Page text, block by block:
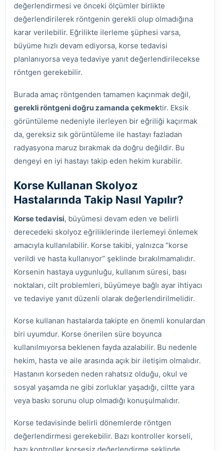
değerlendirmesi ve önceki ölçümler birlikte
değerlendirilerek röntgenin gerekli olup olmadığına
karar verilebilir. Eğrilikte ilerleme şüphesi varsa,
büyüme hızlı devam ediyorsa, korse tedavisi
planlanıyorsa veya tedaviye yanıt değerlendirilecekse
röntgen gerekebilir.
Burada amaç röntgenden tamamen kaçınmak değil,
gerekli röntgeni doğru zamanda çekmektir. Eksik
görüntüleme nedeniyle ilerleyen bir eğriliği kaçırmak
da, gereksiz sık görüntüleme ile hastayı fazladan
radyasyona maruz bırakmak da doğru değildir. Bu
dengeyi en iyi hastayı takip eden hekim kurabilir.
Korse Kullanan Skolyoz
Hastalarında Takip Nasıl Yapılır?
Korse tedavisi, büyümesi devam eden ve belirli
derecedeki skolyoz eğriliklerinde ilerlemeyi önlemek
amacıyla kullanılabilir. Korse takibi, yalnızca “korse
verildi ve hasta kullanıyor” şeklinde bırakılmamalıdır.
Korsenin hastaya uygunluğu, kullanım süresi, bası
noktaları, cilt problemleri, büyümeye bağlı ayar ihtiyacı
ve tedaviye yanıt düzenli olarak değerlendirilmelidir.
Korse kullanan hastalarda takipte en önemli konulardan
biri uyumdur. Korse önerilen süre boyunca
kullanılmıyorsa beklenen fayda azalabilir. Bu nedenle
hekim, hasta ve aile arasında açık bir iletişim olmalıdır.
Hastanın korseden neden rahatsız olduğu, okul ve
sosyal yaşamda ne gibi zorluklar yaşadığı, ciltte yara
veya baskı sorunu olup olmadığı konuşulmalıdır.
Korse tedavisinde belirli dönemlerde röntgen
değerlendirmesi gerekebilir. Bazı kontroller korseli,
bazı kontroller korsesiz değerlendirme şeklinde